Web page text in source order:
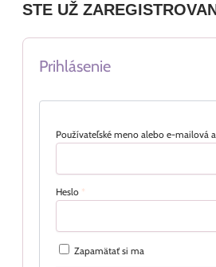
STE UŽ
Prihlásenie
Používateľské meno alebo e-mailová
Heslo *
Zapamätať si ma